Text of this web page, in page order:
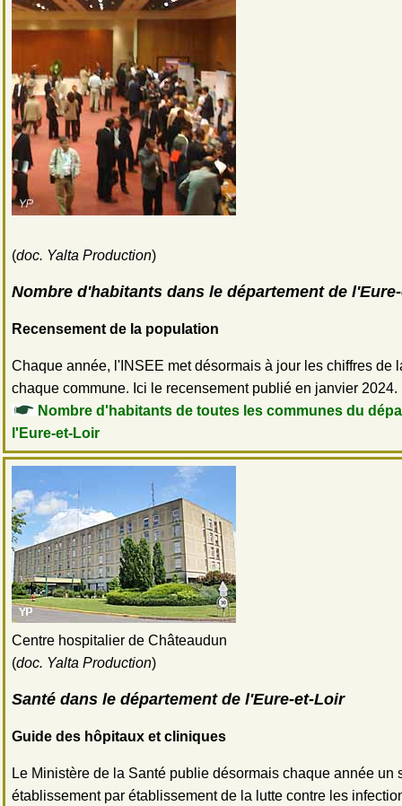
(doc. Yalta Production)
Nombre d'habitants dans le département de
Recensement de la population
Chaque année, l'INSEE met désormais à jour les chiffres de
chaque commune. Ici le recensement publié en janvier 2024.
Nombre d'habitants de toutes les communes du
l'Eure-et-Loir
Centre hospitalier de Châteaudun
(doc. Yalta Production)
Santé dans le département de l'Eure-et-Loir
Guide des hôpitaux et cliniques
Le Ministère de la Santé publie désormais chaque année un
établissement par établissement de la lutte contre les